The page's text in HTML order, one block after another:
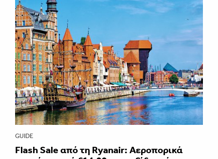
GUIDE
Flash Sale από τη Ryanair: Αεροπορικά